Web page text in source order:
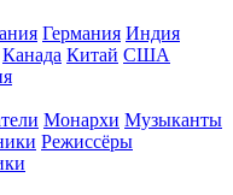
Германия Индия
Канада Китай США
Монархи Музыканты
Режиссёры